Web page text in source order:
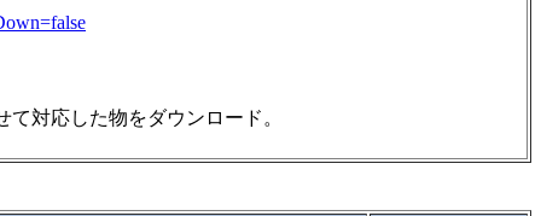
て対応した物をダウンロード。